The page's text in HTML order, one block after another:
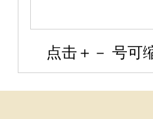
点击＋－ 号可